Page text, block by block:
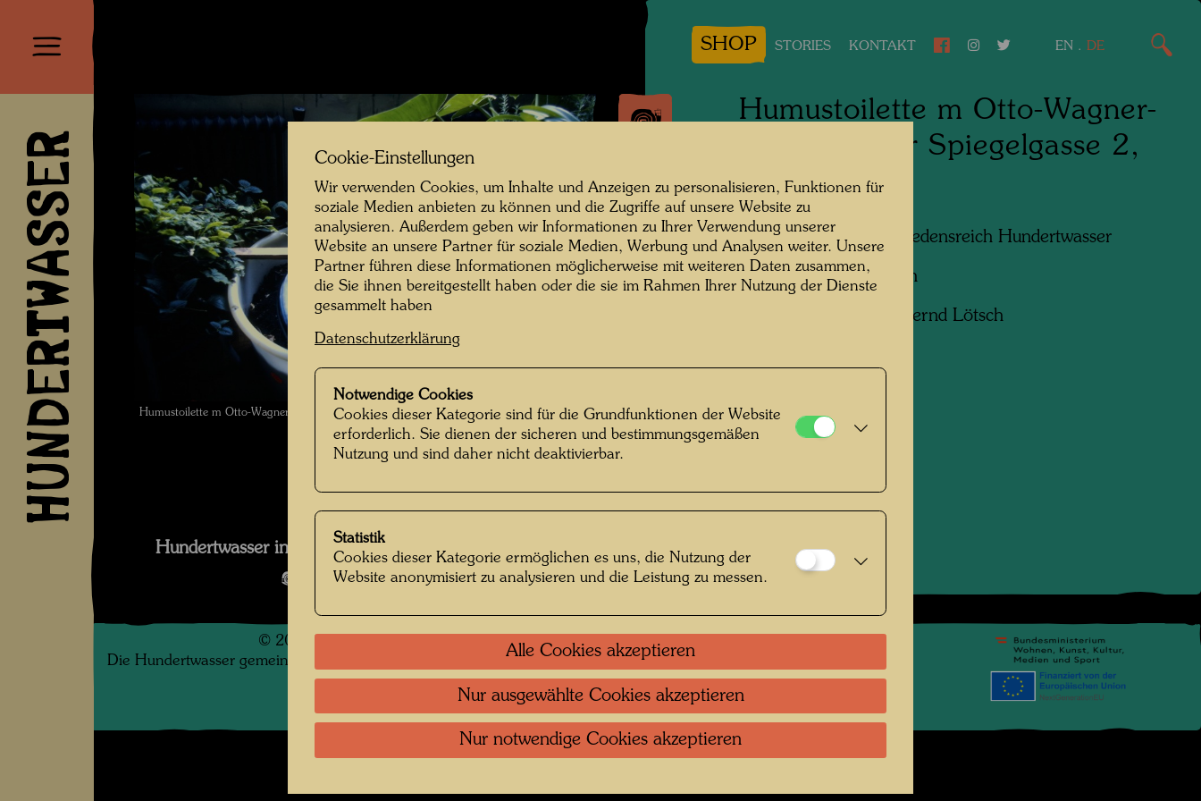
HUNDERTWASSER
SHOP STORIES KONTAKT EN . DE
Humustoilette m Otto-Wagner-Atelier in der Spiegelgasse 2, Wien , Fotograf: Bernd Lötsch
© Courtesy Bernd Lötsch
Hundertwasser in der Spiegelgasse (Foto Bernd Lötsch)
Bildergalerie öffnen
Humustoilette m Otto-Wagner-
Atelier in der Spiegelgasse 2,
Wien
Personen am Foto: Friedensreich Hundertwasser
Fotograf: Bernd Lötsch
Courtesy Bernd Lötsch
© 2026
Die Hundertwasser gemeinnützige Privatstiftung Wien
Kontakt Datenschutz
Nutzungsbedingungen
Cookie-Einstellungen
Wir verwenden Cookies, um Inhalte und Anzeigen zu personalisieren, Funktionen für
soziale Medien anbieten zu können und die Zugriffe auf unsere Website zu
analysieren. Außerdem geben wir Informationen zu Ihrer Verwendung unserer
Website an unsere Partner für soziale Medien, Werbung und Analysen weiter. Unsere
Partner führen diese Informationen möglicherweise mit weiteren Daten zusammen,
die Sie ihnen bereitgestellt haben oder die sie im Rahmen Ihrer Nutzung der Dienste
gesammelt haben
Datenschutzerklärung
Notwendige Cookies
Cookies dieser Kategorie sind für die Grundfunktionen der Website
erforderlich. Sie dienen der sicheren und bestimmungsgemäßen
Nutzung und sind daher nicht deaktivierbar.
Statistik
Cookies dieser Kategorie ermöglichen es uns, die Nutzung der
Website anonymisiert zu analysieren und die Leistung zu messen.
Alle Cookies akzeptieren
Nur ausgewählte Cookies akzeptieren
Nur notwendige Cookies akzeptieren